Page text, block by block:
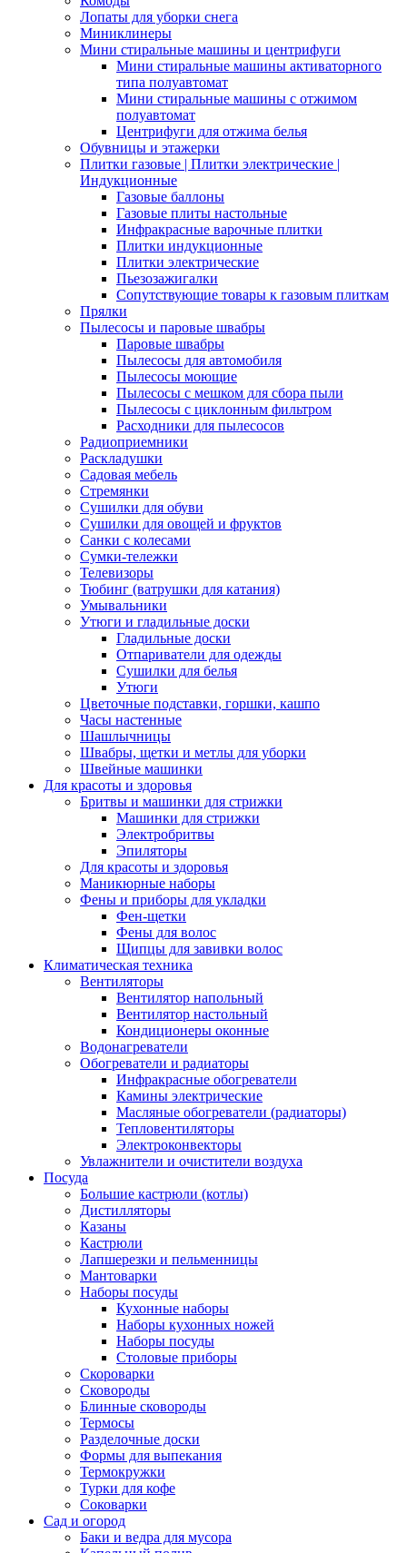
Лопаты для уборки снега
Миниклинеры
Мини стиральные машины и центрифуги
Мини стиральные машины активаторного
типа полуавтомат
Мини стиральные машины с отжимом
полуавтомат
Центрифуги для отжима белья
Обувницы и этажерки
Плитки газовые | Плитки электрические |
Индукционные
Газовые баллоны
Газовые плиты настольные
Инфракрасные варочные плитки
Плитки индукционные
Плитки электрические
Пьезозажигалки
Сопутствующие товары к газовым плиткам
Прялки
Пылесосы и паровые швабры
Паровые швабры
Пылесосы для автомобиля
Пылесосы моющие
Пылесосы с мешком для сбора пыли
Пылесосы с циклонным фильтром
Расходники для пылесосов
Радиоприемники
Раскладушки
Садовая мебель
Стремянки
Сушилки для обуви
Сушилки для овощей и фруктов
Санки с колесами
Сумки-тележки
Телевизоры
Тюбинг (ватрушки для катания)
Умывальники
Утюги и гладильные доски
Гладильные доски
Отпариватели для одежды
Сушилки для белья
Утюги
Цветочные подставки, горшки, кашпо
Часы настенные
Шашлычницы
Швабры, щетки и метлы для уборки
Швейные машинки
Для красоты и здоровья
Бритвы и машинки для стрижки
Машинки для стрижки
Электробритвы
Эпиляторы
Для красоты и здоровья
Маникюрные наборы
Фены и приборы для укладки
Фен-щетки
Фены для волос
Щипцы для завивки волос
Климатическая техника
Вентиляторы
Вентилятор напольный
Вентилятор настольный
Кондиционеры оконные
Водонагреватели
Обогреватели и радиаторы
Инфракрасные обогреватели
Камины электрические
Масляные обогреватели (радиаторы)
Тепловентиляторы
Электроконвекторы
Увлажнители и очистители воздуха
Посуда
Большие кастрюли (котлы)
Дистилляторы
Казаны
Кастрюли
Лапшерезки и пельменницы
Мантоварки
Наборы посуды
Кухонные наборы
Наборы кухонных ножей
Наборы посуды
Столовые приборы
Скороварки
Сковороды
Блинные сковороды
Термосы
Разделочные доски
Формы для выпекания
Термокружки
Турки для кофе
Соковарки
Сад и огород
Баки и ведра для мусора